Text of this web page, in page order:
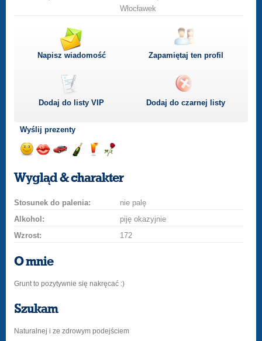
Włocławek
Napisz wiadomość Zapamiętaj ten profil
Dodaj do listyVIP Dodaj do czarnej listy
Wyślij prezenty
uśmiech
buziakasamochodem
szampana
drinka
różę
Wygląd & charakter
Stosunek do palenia:
nie palę
Alkohol:
piję okazyjnie
Wzrost:
172
O mnie
Grunt to pozytywnie się nakręcać :)
Szukam
Naturalnej i ze zdrowym podejściem